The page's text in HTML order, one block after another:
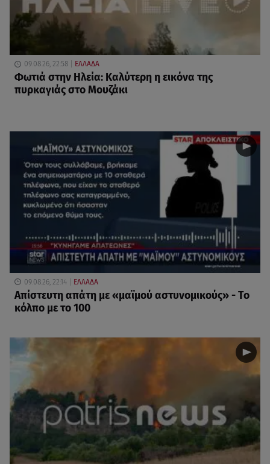
09.08.26, 22:58 ΕΛΛΑΔΑ
Φωτιά στην Ηλεία: Καλύτερη η εικόνα της
πυρκαγιάς στο Μουζάκι
09.08.26, 22:14 ΕΛΛΑΔΑ
Απίστευτη απάτη με «μαϊμού αστυνομικούς» - Το
κόλπο με το 100